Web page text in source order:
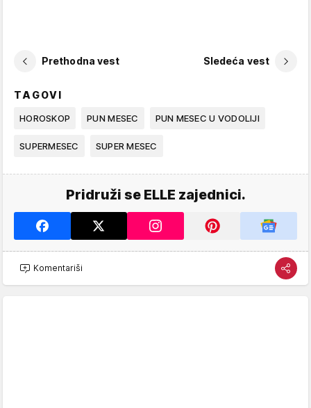
Prethodna vest Sledeća vest
TAGOVI
HOROSKOP PUN MESEC PUN MESEC U VODOLIJI
SUPERMESEC SUPER MESEC
Pridruži se ELLE zajednici.
Komentariši